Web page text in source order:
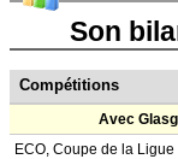
Son
Compétitions
Avec
ECO, Coupe de la Ligue